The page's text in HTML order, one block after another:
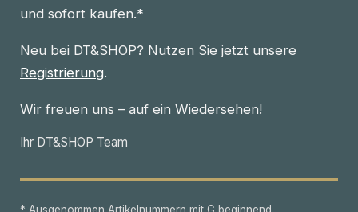
und sofort kaufen.*
Neu bei DT&SHOP? Nutzen Sie jetzt unsere
Registrierung.
Wir freuen uns – auf ein Wiedersehen!
Ihr DT&SHOP Team
* Ausgenommen Artikelnummern mit G beginnend.